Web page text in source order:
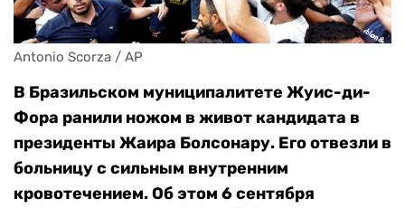
Antonio Scorza / AP
В Бразильском муниципалитете Жуис-ди-
Фора ранили ножом в живот кандидата в
президенты Жаира Болсонару. Его отвезли в
больницу с сильным внутренним
кровотечением. Об этом 6 сентября